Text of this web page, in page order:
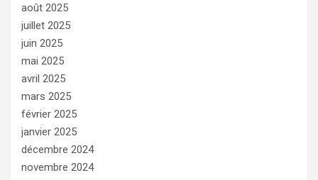
août 2025
juillet 2025
juin 2025
mai 2025
avril 2025
mars 2025
février 2025
janvier 2025
décembre 2024
novembre 2024